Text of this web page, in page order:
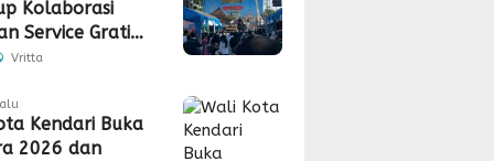
Kolaborasi
Service Gratis,
hingga
Vritta
Kendari Buka
2026 dan